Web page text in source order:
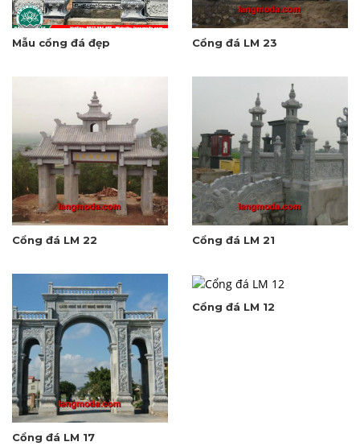
Mẫu cổng đá đẹp Cổng đá LM 23
Cổng đá LM 22 Cổng đá LM 21
Cổng đá LM 17
Cổng đá LM 12